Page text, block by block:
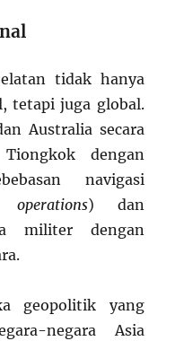
tidak hanya
tetapi juga global.
Australia secara
dengan
navigasi
) dan
militer dengan
geopolitik yang
negara Asia